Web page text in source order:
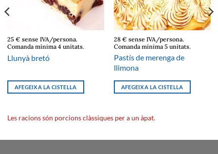
25 € sense IVA/persona.
Comanda mínima 4 unitats.
Llunyà bretó
AFEGEIX A LA CISTELLA
28 € sense IVA/persona.
Comanda mínima 5 unitats.
Pastís de merenga de
llimona
AFEGEIX A LA CISTELLA
Les racions són porcions clàssiques per a un àpat.